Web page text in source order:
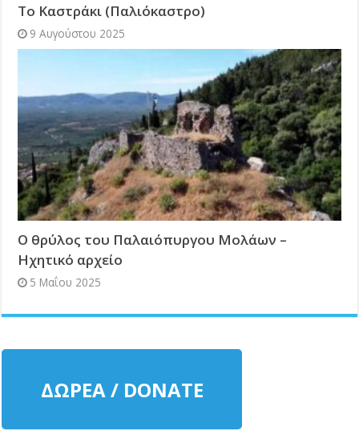
Το Καστράκι (Παλιόκαστρο)
9 Αυγούστου 2025
Ο θρύλος του Παλαιόπυργου Μολάων –
Ηχητικό αρχείο
5 Μαΐου 2025
ΔΩΡΕΑ / DONATE